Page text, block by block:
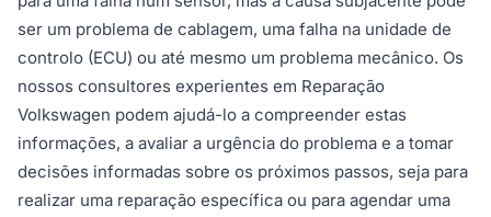
ser um problema de cablagem, uma falha na unidade de
controlo (ECU) ou até mesmo um problema mecânico. Os
nossos consultores experientes em Reparação
Volkswagen podem ajudá-lo a compreender estas
informações, a avaliar a urgência do problema e a tomar
decisões informadas sobre os próximos passos, seja para
realizar uma reparação específica ou para agendar uma